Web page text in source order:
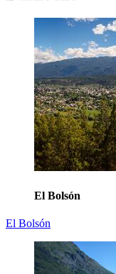
El Bolsón
El Bolsón